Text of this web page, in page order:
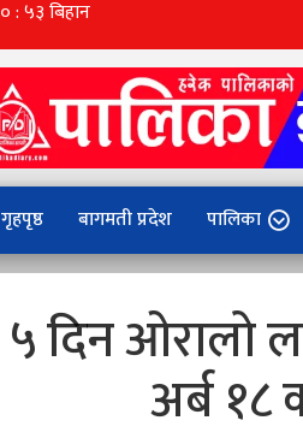
गृहपृष्ठ बागमती प्रदेश पालिका
५ दिन ओरालो
अर्ब १८